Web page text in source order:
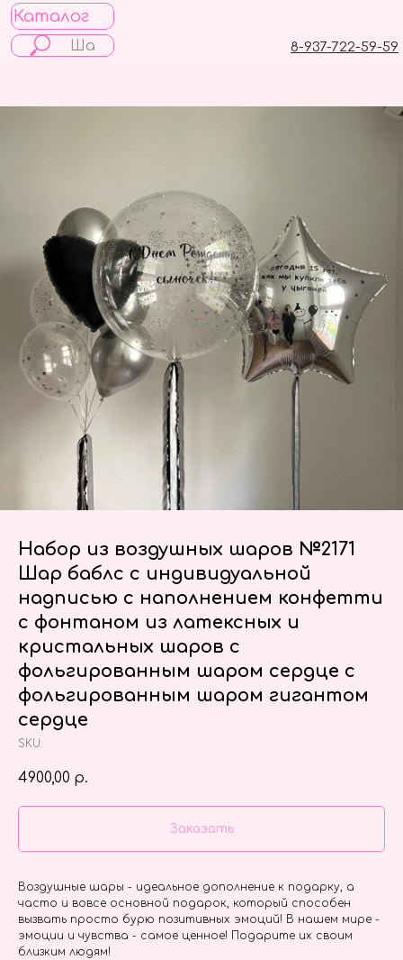
Каталог
8-937-722-59-59
Набор из воздушных шаров №2171
Шар баблс с индивидуальной
надписью с наполнением конфетти
с фонтаном из латексных и
кристальных шаров с
фольгированным шаром сердце с
фольгированным шаром гигантом
сердце
SKU:
4900,00 р.
Заказать
Воздушные шары - идеальное дополнение к подарку, а
часто и вовсе основной подарок, который способен
вызвать просто бурю позитивных эмоций! В нашем мире -
эмоции и чувства - самое ценное! Подарите их своим
близким людям!